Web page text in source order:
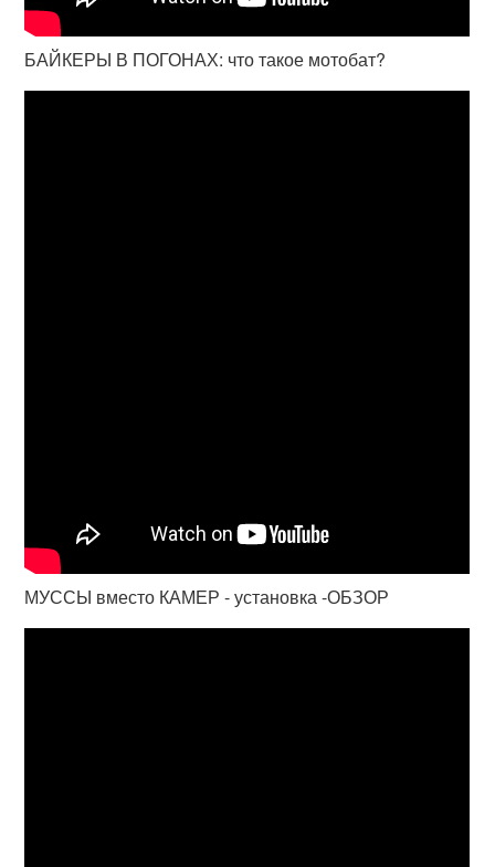
БАЙКЕРЫ В ПОГОНАХ: что такое мотобат?
МУССЫ вместо КАМЕР - установка -ОБЗОР